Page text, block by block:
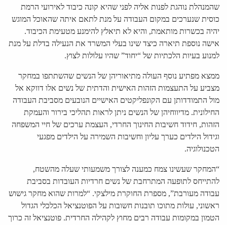
שהמנהלת נוהגת לפנות אליה לפני שהיא קונה כיבוד לאירועי הרמת
כוסית שנערכים במקום העבודה על מנת לתאם איתה שהאוכל המוגש
יהיה בכשרות מותאמת, והיא לא תיאלץ להימנע מטעימת הכיבוד.
אישה נוספת תיארה כיצד שינו בעלי המשרד את הנעילה בדלת על מנת
למנוע בעיות הלכתיות של “יחוד” שהיו עלולות לצוץ.
ממצא מפתיע נוסף העולה מתיאוריהן של הנשים שהשתתפו במחקר
מצביע על התעצמות הזהות האישית והדתית של נשים אלו דווקא אל
מול התמודדותן עם הקונפליקטים האישיים הנובעים מסביבת העבודה
החילונית. מדיווחיהן של הנשים ניתן לראות תהליכי בירור והעמקת
הזהות, חידוד חשיבות החינוך החרדי, העצמת ערכים של חיי המשפחה
וגידול הילדים כערך עליון וחשיבות השמירה על הילדים מפגעי
הטכנולוגיה.
“המחקר שעשינו צמח כמענה לצורך משמעותי שעלה מהשטח,
להתייחס לתופעה המתרחבת של נשים חרדיות העובדות בסביבת
עבודה מעורבת”, מספרת החוקרת מילצקי. “למרות שהוא מחקר גישוש
ראשוני, עולות מתוכו תובנות חשובות על הפוטנציאל הכלכלי הגדול
הטמון במקומות עבודה רבים מחוץ לקהילה החרדית. פוטנציאל זה כרוך